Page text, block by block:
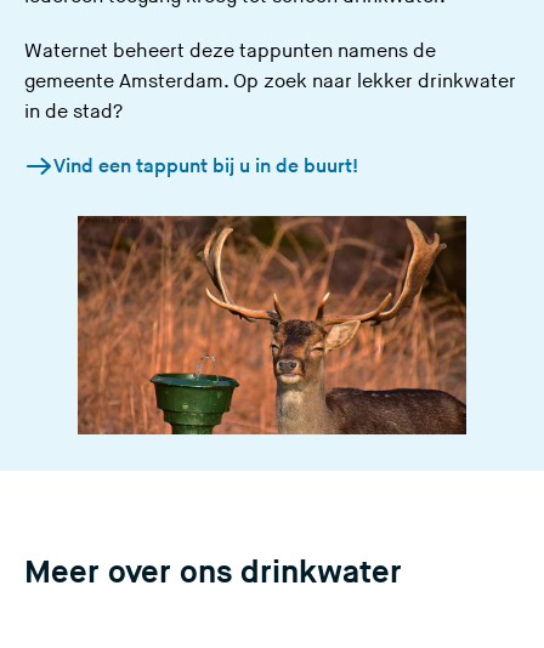
Waternet beheert deze tappunten namens de
gemeente Amsterdam. Op zoek naar lekker drinkwater
in de stad?
Vind een tappunt bij u in de buurt!
Meer over ons drinkwater